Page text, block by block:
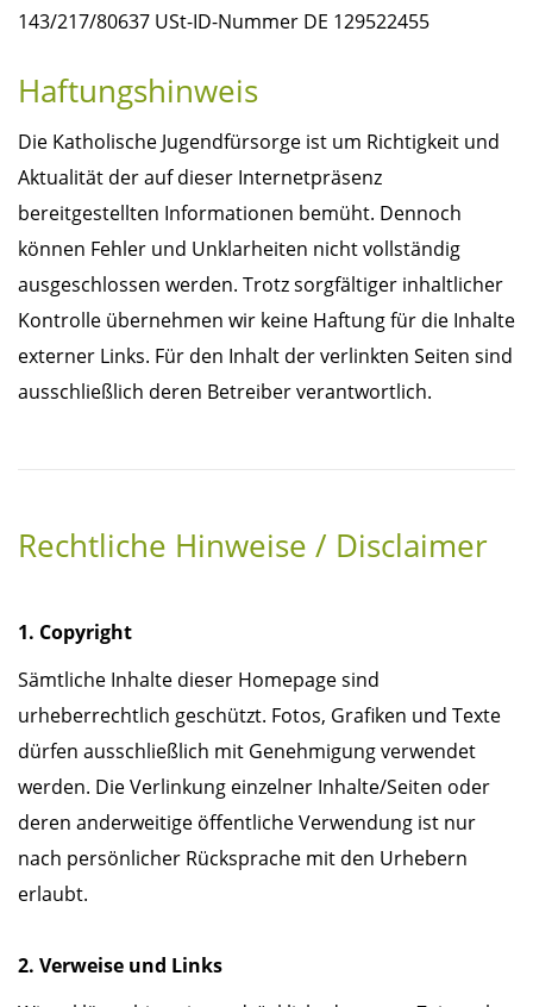
143/217/80637 USt-ID-Nummer DE 129522455
Haftungshinweis
Die Katholische Jugendfürsorge ist um Richtigkeit und
Aktualität der auf dieser Internetpräsenz
bereitgestellten Informationen bemüht. Dennoch
können Fehler und Unklarheiten nicht vollständig
ausgeschlossen werden. Trotz sorgfältiger inhaltlicher
Kontrolle übernehmen wir keine Haftung für die Inhalte
externer Links. Für den Inhalt der verlinkten Seiten sind
ausschließlich deren Betreiber verantwortlich.
Rechtliche Hinweise / Disclaimer
1. Copyright
Sämtliche Inhalte dieser Homepage sind
urheberrechtlich geschützt. Fotos, Grafiken und Texte
dürfen ausschließlich mit Genehmigung verwendet
werden. Die Verlinkung einzelner Inhalte/Seiten oder
deren anderweitige öffentliche Verwendung ist nur
nach persönlicher Rücksprache mit den Urhebern
erlaubt.
2. Verweise und Links